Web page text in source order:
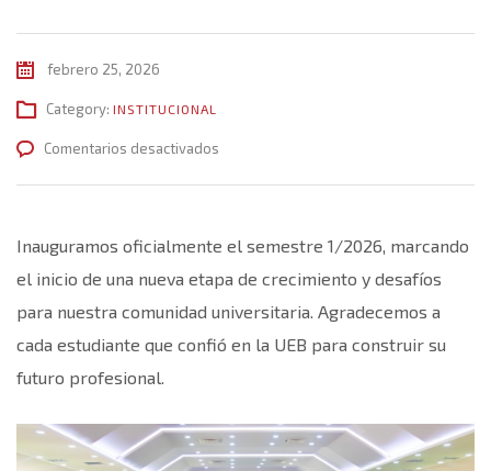
febrero 25, 2026
Category: INSTITUCIONAL
Comentarios desactivados
reconociendo
la
trayectoria
graduados
destacados
Inauguramos oficialmente el semestre 1/2026, marcando
el inicio de una nueva etapa de crecimiento y desafíos
para nuestra comunidad universitaria. Agradecemos a
cada estudiante que confió en la UEB para construir su
futuro profesional.